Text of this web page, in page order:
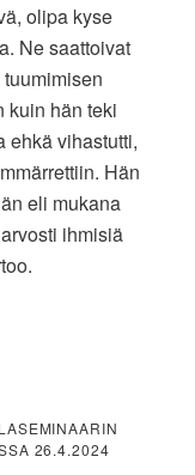
olipa kyse
Ne saattoivat
kuin hän teki
ehkä vihastutti,
Hän
eli mukana
ihmisiä
26.4.2024